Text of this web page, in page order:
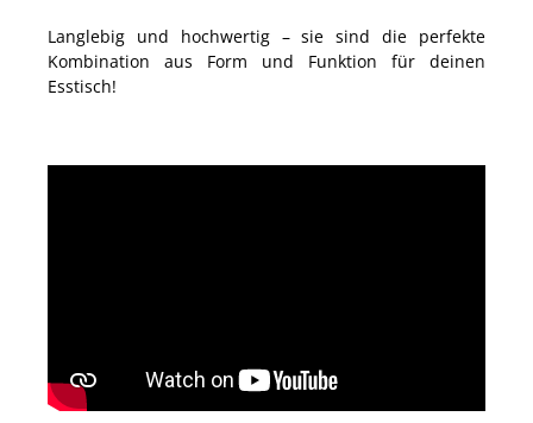
Langlebig und hochwertig – sie sind die perfekte
Kombination aus Form und Funktion für deinen
Esstisch!